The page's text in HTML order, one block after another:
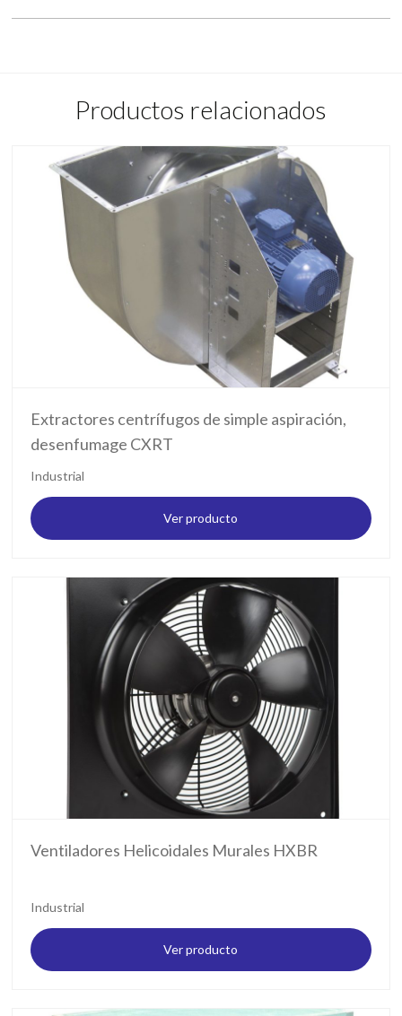
Productos relacionados
Extractores centrífugos de simple aspiración,
desenfumage CXRT
Industrial
Ver producto
Ventiladores Helicoidales Murales HXBR
Industrial
Ver producto